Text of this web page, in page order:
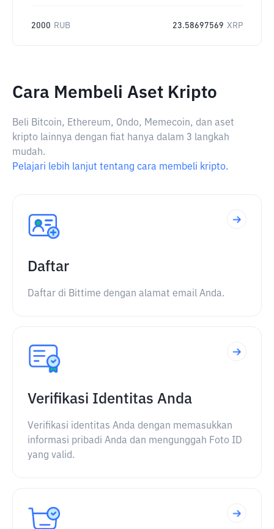
2000 RUB 23.58697569 XRP
Cara Membeli Aset Kripto
Beli Bitcoin, Ethereum, Ondo, Memecoin, dan aset
kripto lainnya dengan fiat hanya dalam 3 langkah
mudah.
Pelajari lebih lanjut tentang cara membeli kripto.
Daftar
Daftar di Bittime dengan alamat email Anda.
Verifikasi Identitas Anda
Verifikasi identitas Anda dengan memasukkan
informasi pribadi Anda dan mengunggah Foto ID
yang valid.